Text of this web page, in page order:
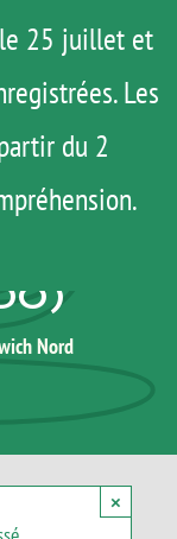
le 25 juillet et
Les
du 2
Menu
Nord
×